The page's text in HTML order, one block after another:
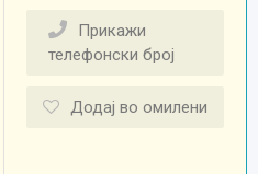
Прикажи
телефонски број
Додај во омилени